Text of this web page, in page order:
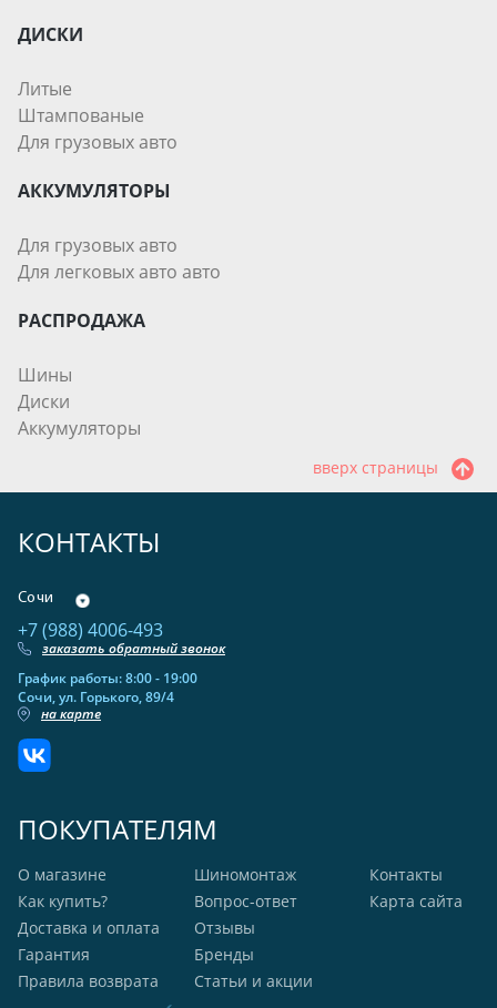
ДИСКИ
Литые
Штампованые
Для грузовых авто
АККУМУЛЯТОРЫ
Для грузовых авто
Для легковых авто авто
РАСПРОДАЖА
Шины
Диски
Аккумуляторы
вверх страницы
КОНТАКТЫ
Сочи
+7 (988) 4006-493
заказать обратный звонок
График работы: 8:00 - 19:00
Сочи, ул. Горького, 89/4
на карте
ПОКУПАТЕЛЯМ
О магазине
Как купить?
Доставка и оплата
Гарантия
Правила возврата
Шиномонтаж
Вопрос-ответ
Отзывы
Бренды
Статьи и акции
Контакты
Карта сайта